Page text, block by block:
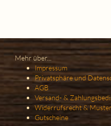
Mehr über...
Impressum
Privatsphäre und
AGB
Versand- &
Widerrufsrecht &
Gutscheine